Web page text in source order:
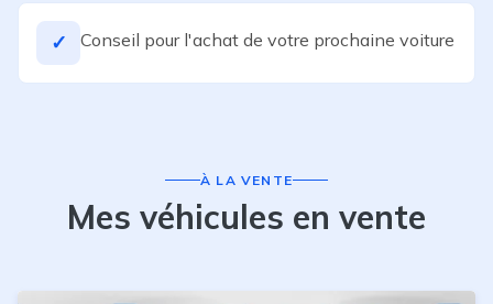
✓ Conseil pour l'achat de votre prochaine voiture
À LA VENTE
Mes véhicules en vente